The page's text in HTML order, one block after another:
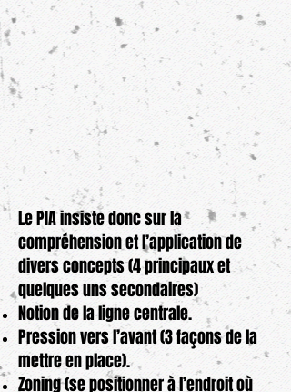
Le PIA insiste donc sur la
compréhension et l’application de
divers concepts (4 principaux et
quelques uns secondaires)
Notion de la ligne centrale.
Pression vers l’avant (3 façons de la
mettre en place).
Zoning (se positionner à l’endroit où